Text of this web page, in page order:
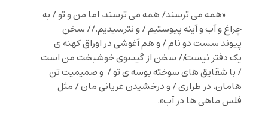
«همه می ترسند/ همه می ترسند، اما من و تو / به
چراغ و آب و آینه پیوستیم / و نترسیدیم. // سخن
پیوند سست دو نام / و هم آغوشی در اوراق کهنه ی
یک دفتر نیست// سخن از گیسوی خوشبخت من است
/ با شقایق های سوخته بوسه ی تو / و صمیمیت تن
هامان، در طراری / و درخشیدن عریانی مان / مثل
فلس ماهی ها در آب».